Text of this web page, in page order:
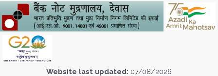
Website last updated: 07/08/2026